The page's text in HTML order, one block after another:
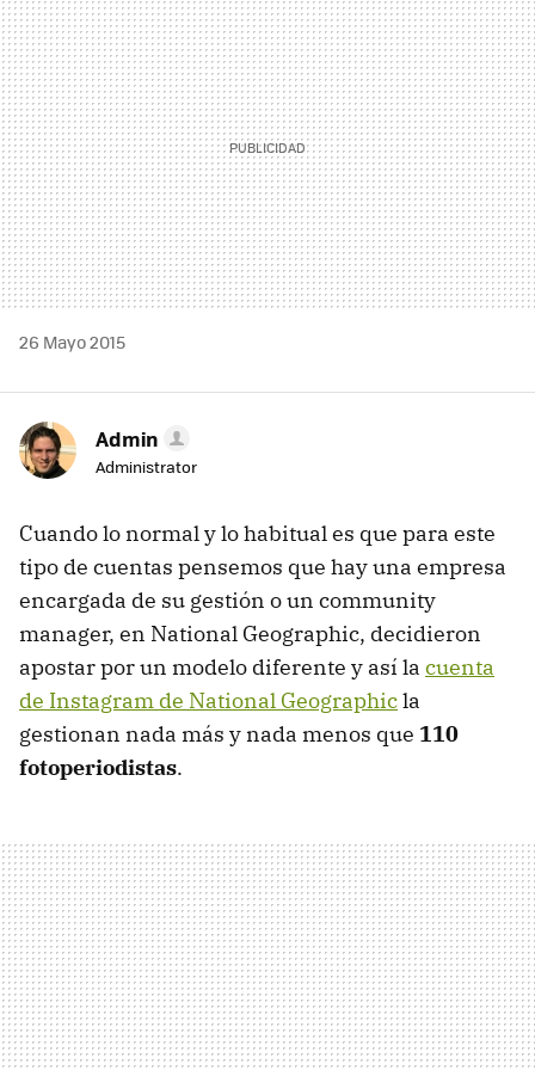
MAIL
26 Mayo 2015
Admin
Administrator
Cuando lo normal y lo habitual es que para este
tipo de cuentas pensemos que hay una empresa
encargada de su gestión o un community
manager, en National Geographic, decidieron
apostar por un modelo diferente y así la cuenta
de Instagram de National Geographicla
gestionan nada más y nada menos que 110
fotoperiodistas.